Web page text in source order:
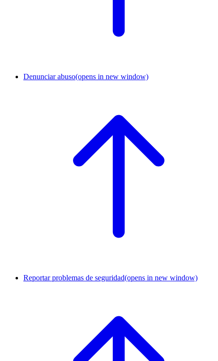
Denunciar abuso(opens in new window)
Reportar problemas de seguridad(opens in new window)